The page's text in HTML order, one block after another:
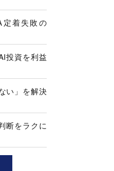
定着失敗の
投資を利益
い」を解決
断をラクに